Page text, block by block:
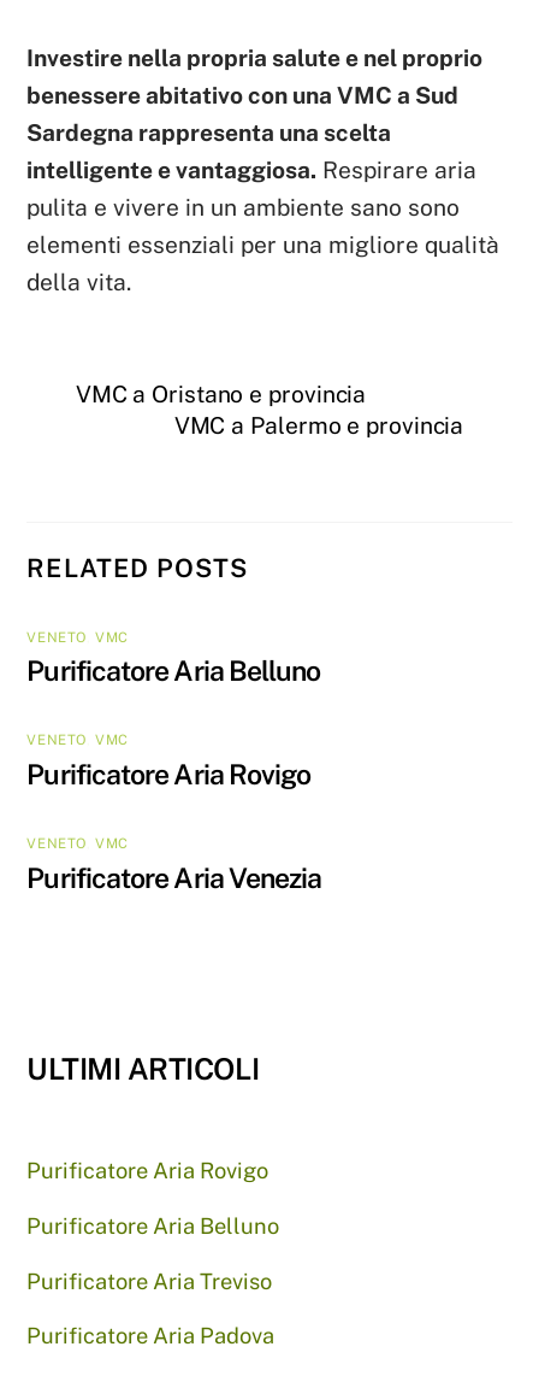
Investire nella propria salute e nel proprio
benessere abitativo con una VMC a Sud
Sardegna rappresenta una scelta
intelligente e vantaggiosa. Respirare aria
pulita e vivere in un ambiente sano sono
elementi essenziali per una migliore qualità
della vita.
VMC a Oristano e provincia
VMC a Palermo e provincia
RELATED POSTS
VENETO ,VMC
Purificatore Aria Belluno
VENETO ,VMC
Purificatore Aria Rovigo
VENETO ,VMC
Purificatore Aria Venezia
ULTIMI ARTICOLI
Purificatore Aria Rovigo
Purificatore Aria Belluno
Purificatore Aria Treviso
Purificatore Aria Padova